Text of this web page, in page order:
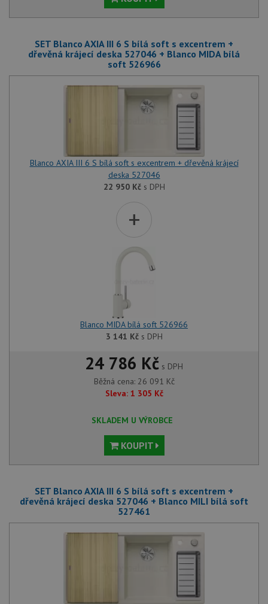
SET Blanco AXIA III 6 S bílá soft s excentrem +
dřevěná krájecí deska 527046 + Blanco MIDA bílá
soft 526966
Blanco AXIA III 6 S bílá soft s excentrem + dřevěná krájecí
deska 527046
22 950 Kčs DPH
+
Blanco MIDA bílá soft 526966
3 141 Kčs DPH
24 786 Kč s DPH
Běžná cena: 26 091 Kč
Sleva: 1 305 Kč
SKLADEM U VÝROBCE
KOUPIT
SET Blanco AXIA III 6 S bílá soft s excentrem +
dřevěná krájecí deska 527046 + Blanco MILI bílá soft
527461